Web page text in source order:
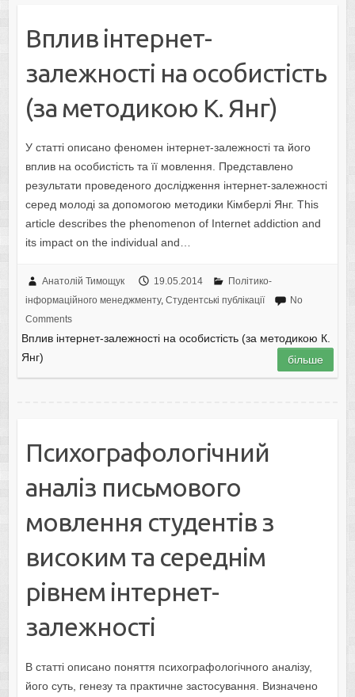
Вплив інтернет-
залежності на особистість
(за методикою К. Янг)
У статті описано феномен інтернет-залежності та його
вплив на особистість та її мовлення. Представлено
результати проведеного дослідження інтернет-залежності
серед молоді за допомогою методики Кімберлі Янг. This
article describes the phenomenon of Internet addiction and
its impact on the individual and…
Анатолій Тимощук 19.05.2014
Політико-
інформаційного менеджменту, Студентські публікації
No
Comments
Вплив інтернет-залежності на особистість (за методикою К.
Янг)
більше
Психографологічний
аналіз письмового
мовлення студентів з
високим та середнім
рівнем інтернет-
залежності
В статті описано поняття психографологічного аналізу,
його суть, генезу та практичне застосування. Визначено